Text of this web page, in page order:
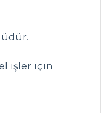
işler için